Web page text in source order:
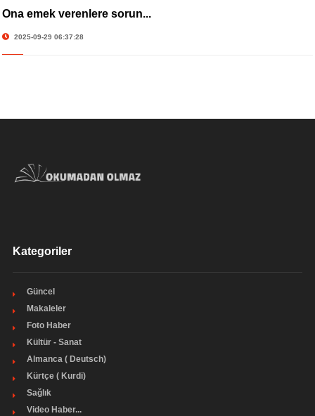
Ona emek verenlere sorun...
2025-09-29 06:37:28
Kategoriler
Güncel
Makaleler
Foto Haber
Kültür - Sanat
Almanca ( Deutsch)
Kürtçe ( Kurdi)
Sağlık
Video Haber...